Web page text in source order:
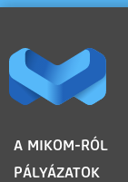
LÁBLÉC
A MIKOM-RÓL
PÁLYÁZATOK